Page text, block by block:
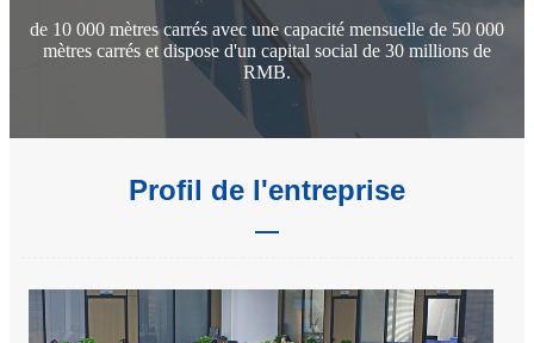
de 10 000 mètres carrés avec une capacité mensuelle de 50 000
mètres carrés et dispose d'un capital social de 30 millions de
RMB.
Profil de l'entreprise